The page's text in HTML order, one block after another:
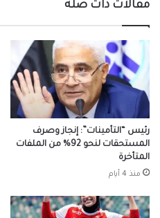
مقالات ذات صلة
رئيس “التأمينات”: إنجاز وصرف
المستحقات لنحو 92% من الملفات
المتأخرة
منذ 4 أيام